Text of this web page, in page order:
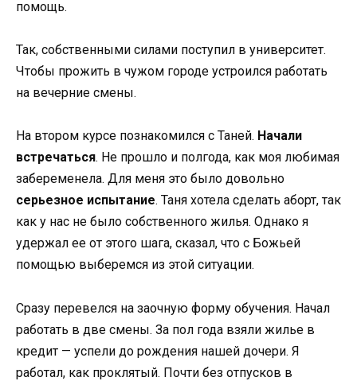
помощь.
Так, собственными силами поступил в университет.
Чтобы прожить в чужом городе устроился работать
на вечерние смены.
На втором курсе познакомился с Таней. Начали
встречаться. Не прошло и полгода, как моя любимая
забеременела. Для меня это было довольно
серьезное испытание. Таня хотела сделать аборт, так
как у нас не было собственного жилья. Однако я
удержал ее от этого шага, сказал, что с Божьей
помощью выберемся из этой ситуации.
Сразу перевелся на заочную форму обучения. Начал
работать в две смены. За пол года взяли жилье в
кредит — успели до рождения нашей дочери. Я
работал, как проклятый. Почти без отпусков в